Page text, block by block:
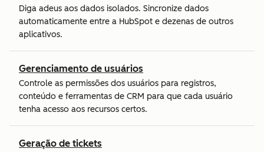
Diga adeus aos dados isolados. Sincronize dados
automaticamente entre a HubSpot e dezenas de outros
aplicativos.
Gerenciamento de usuários
Controle as permissões dos usuários para registros,
conteúdo e ferramentas de CRM para que cada usuário
tenha acesso aos recursos certos.
Geração de tickets